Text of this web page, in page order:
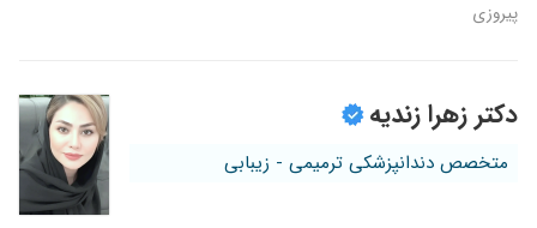
پیروزی
دکتر زهرا زندیه
متخصص دندانپزشکی ترمیمی - زیبابی